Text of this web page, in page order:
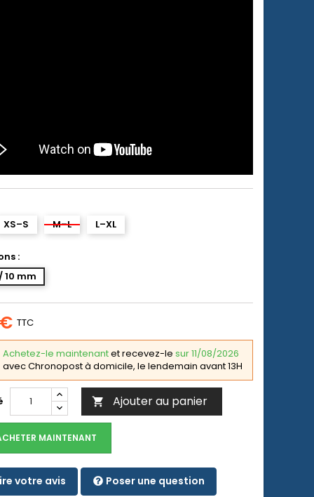
XS–S M–L L–XL
:
10 mm
TTC
Achetez-le maintenantet recevez-le sur 11/08/2026
avec Chronopost à domicile, le lendemain avant 13H
 Ajouter au panier
MAINTENANT
votre avis Poser une question